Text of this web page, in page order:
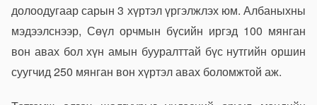
долоодугаар сарын 3 хүртэл үргэлжлэх юм. Албаныхны
мэдээлснээр, Сөүл орчмын бүсийн иргэд 100 мянган
вон авах бол хүн амын бууралттай бүс нутгийн оршин
суугчид 250 мянган вон хүртэл авах боломжтой аж.